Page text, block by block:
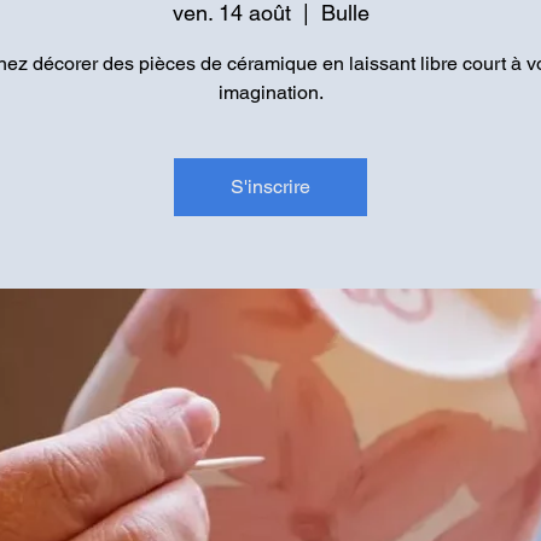
ven. 14 août
  |
Bulle
décorer des pièces de céramique en laissant libre court à
imagination.
S'inscrire